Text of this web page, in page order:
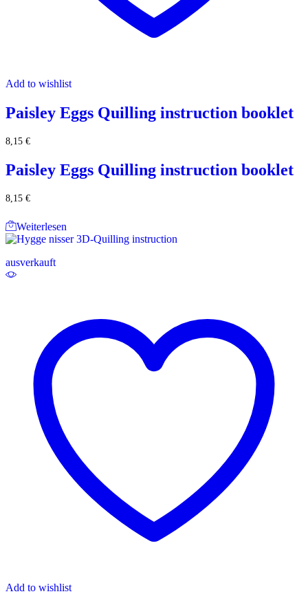
Add to wishlist
Paisley Eggs Quilling instruction booklet
8,15 €
Paisley Eggs Quilling instruction booklet
8,15 €
Weiterlesen
ausverkauft
Add to wishlist